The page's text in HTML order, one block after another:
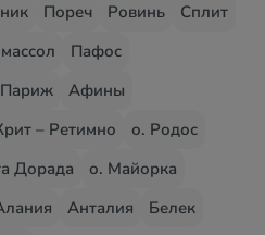
Пореч Ровинь
Сплит
Пафос
Париж
Афины
– Ретимно
о. Родос
Дорада
о. Майорка
Анталия
Белек